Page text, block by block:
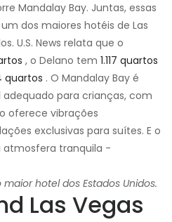
Mandalay Bay. Juntas, essas
dos maiores hotéis de Las
U.S. News relata que o
, o Delano tem 1.117 quartos
quartos . O Mandalay Bay é
para crianças, com
oferece vibrações
exclusivas para suítes. E o
atmosfera tranquila -
hotel dos Estados Unidos.
Las Vegas